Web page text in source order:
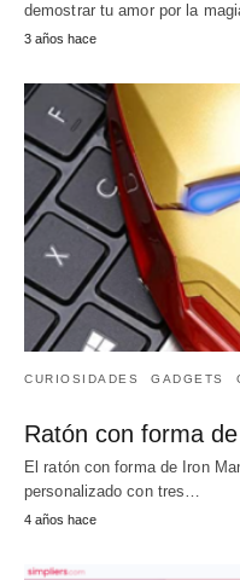
demostrar tu amor por la
3 años hace
CURIOSIDADES GADGETS
Ratón con forma
El ratón con forma de Iron
personalizado con tres…
4 años hace